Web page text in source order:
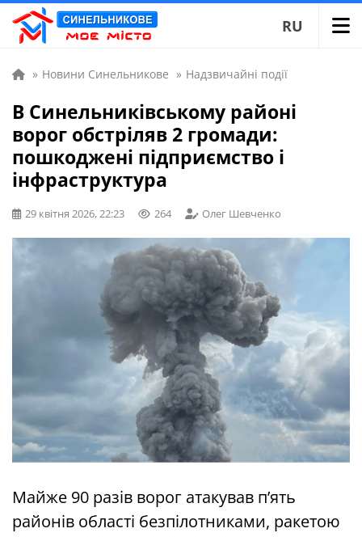
RU
» Новини Синельникове » Надзвичайні події
В Синельниківському районі
ворог обстріляв 2 громади:
пошкоджені підприємство і
інфраструктура
29 квітня 2026, 22:23 264 Олег Шевченко
Майже 90 разів ворог атакував п’ять
районів області безпілотниками, ракетою